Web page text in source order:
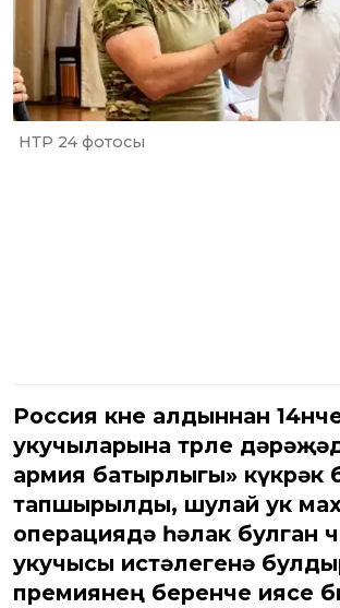
НТР 24 фотосы
Россия көне алдыннан
укучыларына төрле
армия батырлыгы» күкрәк
тапшырылды, шулай ук
операциядә һәлак булган
укучысы истәлегенә
премиянең беренче иясе